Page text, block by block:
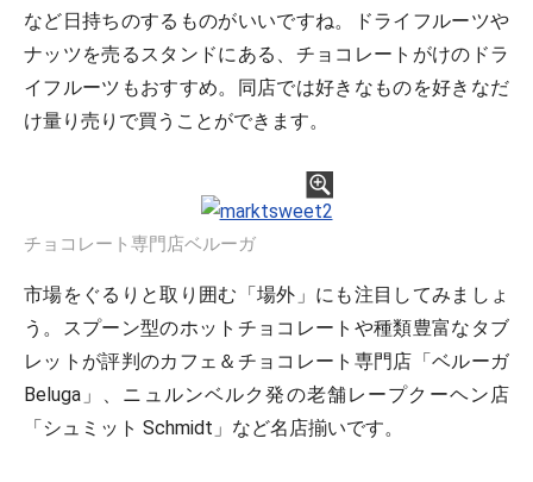
など日持ちのするものがいいですね。ドライフルーツや
ナッツを売るスタンドにある、チョコレートがけのドラ
イフルーツもおすすめ。同店では好きなものを好きなだ
け量り売りで買うことができます。
チョコレート専門店ベルーガ
市場をぐるりと取り囲む「場外」にも注目してみましょ
う。スプーン型のホットチョコレートや種類豊富なタブ
レットが評判のカフェ＆チョコレート専門店「ベルーガ
Beluga」、ニュルンベルク発の老舗レープクーヘン店
「シュミット Schmidt」など名店揃いです。